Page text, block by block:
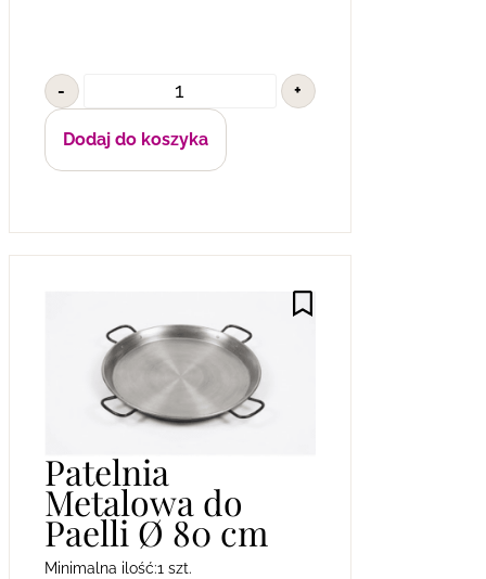
- +
Dodaj do koszyka
Patelnia
Metalowa do
Paelli Ø 80 cm
Minimalna ilość:1 szt.